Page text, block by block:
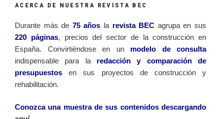
ACERCA DE NUESTRA REVISTA BEC
Durante más de 75 años la revista BEC agrupa en sus
220 páginas, precios del sector de la construcción en
España. Convirtiéndose en un modelo de consulta
indispensable para la redacción y comparación de
presupuestos en sus proyectos de construcción y
rehabilitación.
Conozca una muestra de sus contenidos descargando